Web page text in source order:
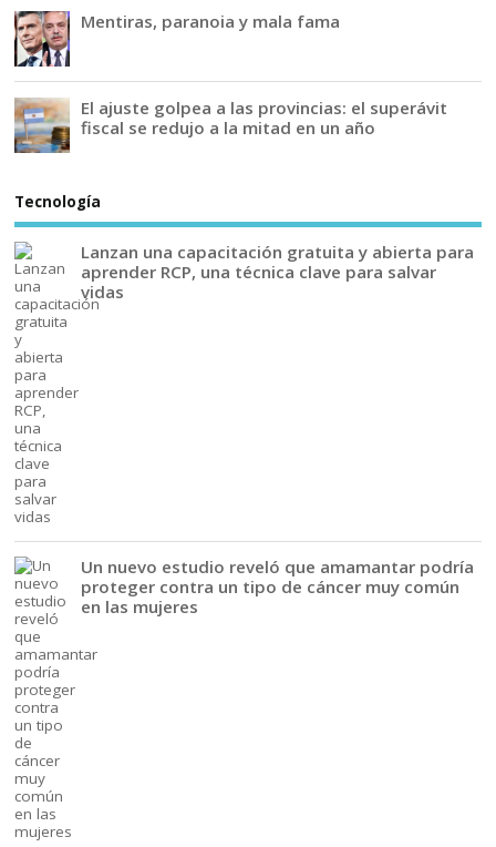
Mentiras, paranoia y mala fama
El ajuste golpea a las provincias: el superávit
fiscal se redujo a la mitad en un año
Tecnología
Lanzan una capacitación gratuita y abierta para
aprender RCP, una técnica clave para salvar
vidas
Un nuevo estudio reveló que amamantar podría
proteger contra un tipo de cáncer muy común
en las mujeres